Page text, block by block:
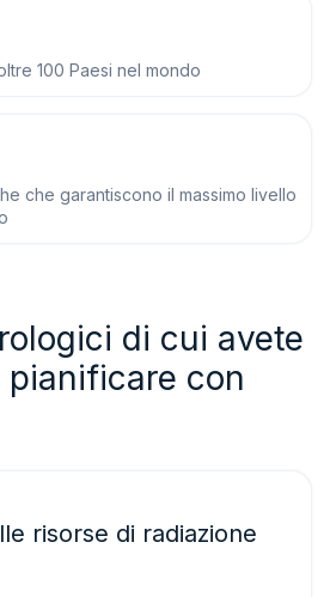
100 Paesi nel mondo
che garantiscono il massimo livello
di cui avete
pianificare con
risorse di radiazione